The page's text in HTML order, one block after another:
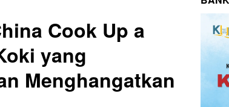
Cook Up a
yang
Menghangatkan